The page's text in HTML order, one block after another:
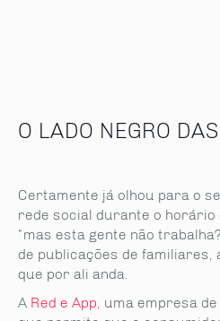
O LADO NEGRO
Certamente já olhou para o
rede social durante o horário
“mas esta gente não
de publicações de familiares,
que por ali anda.
A Red e App, uma empresa